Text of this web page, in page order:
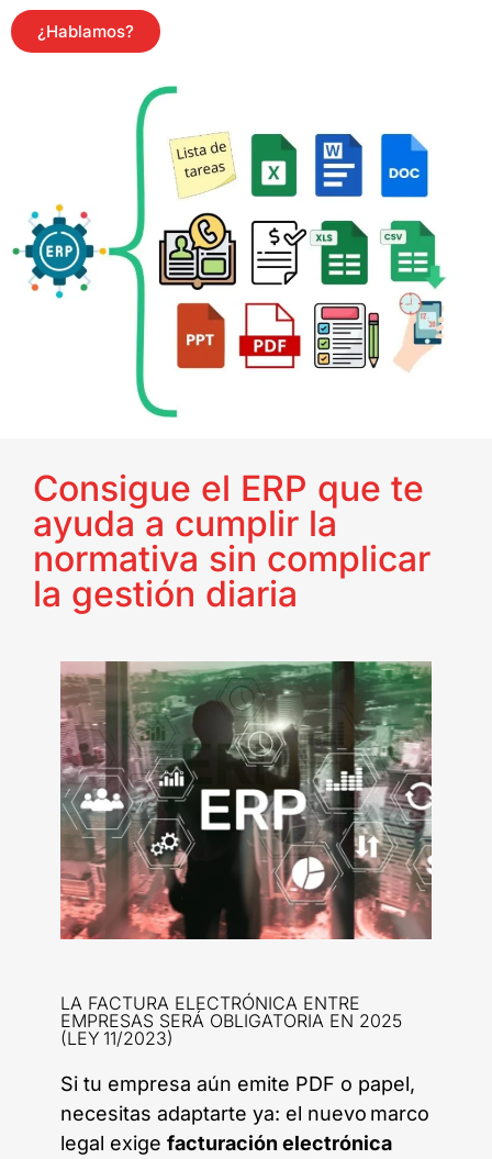
¿Hablamos?
Consigue el ERP que te
ayuda a cumplir la
normativa sin complicar
la gestión diaria
LA FACTURA ELECTRÓNICA ENTRE
EMPRESAS SERÁ OBLIGATORIA EN 2025
(LEY 11/2023)
Si tu empresa aún emite PDF o papel,
necesitas adaptarte ya: el nuevo marco
legal exige facturación electrónica